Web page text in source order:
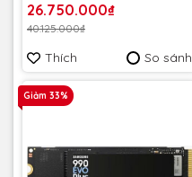
NAND M.2 2280 MZ-
V9S4T0BW - Bảo hành 5
năm
26.750.000₫
40.125.000₫
Thích So sánh
Giảm 33%